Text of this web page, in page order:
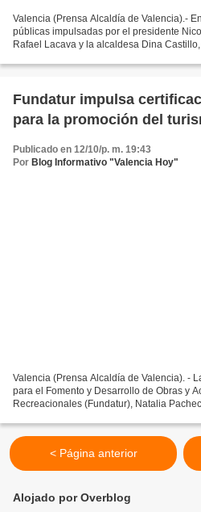
Valencia (Prensa Alcaldía de Valencia).-
públicas impulsadas por el presidente
Rafael Lacava y la alcaldesa Dina
Fundatur impulsa
para la promoción del
Publicado en 12/10/p. m. 19:43
Por Blog Informativo "Valencia Hoy"
Valencia (Prensa Alcaldía de Valencia). -
para el Fomento y Desarrollo de Obras y
Recreacionales (Fundatur), Natalia
< Página anterior
Alojado por Overblog